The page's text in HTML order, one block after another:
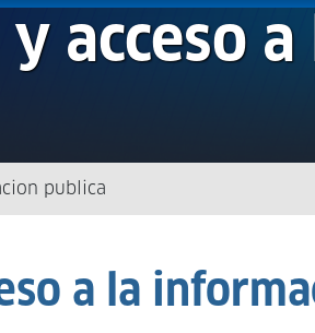
acceso
publica
a la